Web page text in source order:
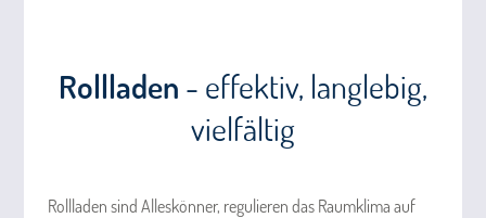
Rollladen - effektiv, langlebig,
vielfältig
Rollladen sind Alleskönner, regulieren das Raumklima auf